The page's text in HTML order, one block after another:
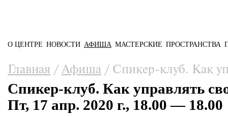
Главное меню
О ЦЕНТРЕ НОВОСТИ АФИША МАСТЕРСКИЕ ПРОСТРАНСТВА
Вы здесь
Главная / Афиша / Спикер-клуб. Как
Спикер-клуб. Как управлять
Пт, 17 апр. 2020 г., 18.00 — 18.00